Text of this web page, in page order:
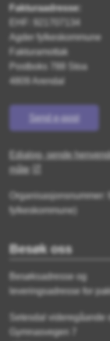
Fakturaadresse:
EHF: 921707134
Agder fylkeskommune
Fakturamottak
Postboks 788 Stoa
4809 Arendal
Send e-post
Edialog- sende
måte
fylkeskommune)
Besøk oss
Besøksadresse og
leveringsadresse for
Setesdal videregåande
Gymnasvegen 7